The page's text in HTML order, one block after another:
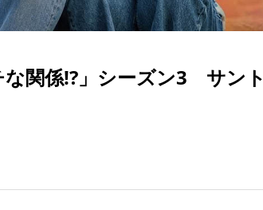
関係!?」シーズン3 サント